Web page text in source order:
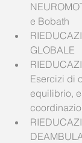
e Bobath
GLOBALE
Esercizi di
equilibrio,